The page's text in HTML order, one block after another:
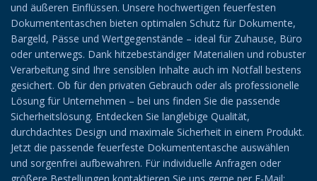
und äußeren Einflüssen. Unsere hochwertigen feuerfesten
Dokumententaschen bieten optimalen Schutz für Dokumente,
Bargeld, Pässe und Wertgegenstände – ideal für Zuhause, Büro
oder unterwegs. Dank hitzebeständiger Materialien und robuster
Verarbeitung sind Ihre sensiblen Inhalte auch im Notfall bestens
gesichert. Ob für den privaten Gebrauch oder als professionelle
Lösung für Unternehmen – bei uns finden Sie die passende
Sicherheitslösung. Entdecken Sie langlebige Qualität,
durchdachtes Design und maximale Sicherheit in einem Produkt.
Jetzt die passende feuerfeste Dokumententasche auswählen
und sorgenfrei aufbewahren. Für individuelle Anfragen oder